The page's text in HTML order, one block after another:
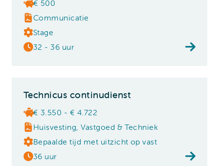
€ 500
Communicatie
Stage
32 - 36 uur
Technicus continudienst
€ 3.550 - € 4.722
Huisvesting, Vastgoed & Techniek
Bepaalde tijd met uitzicht op vast
36 uur